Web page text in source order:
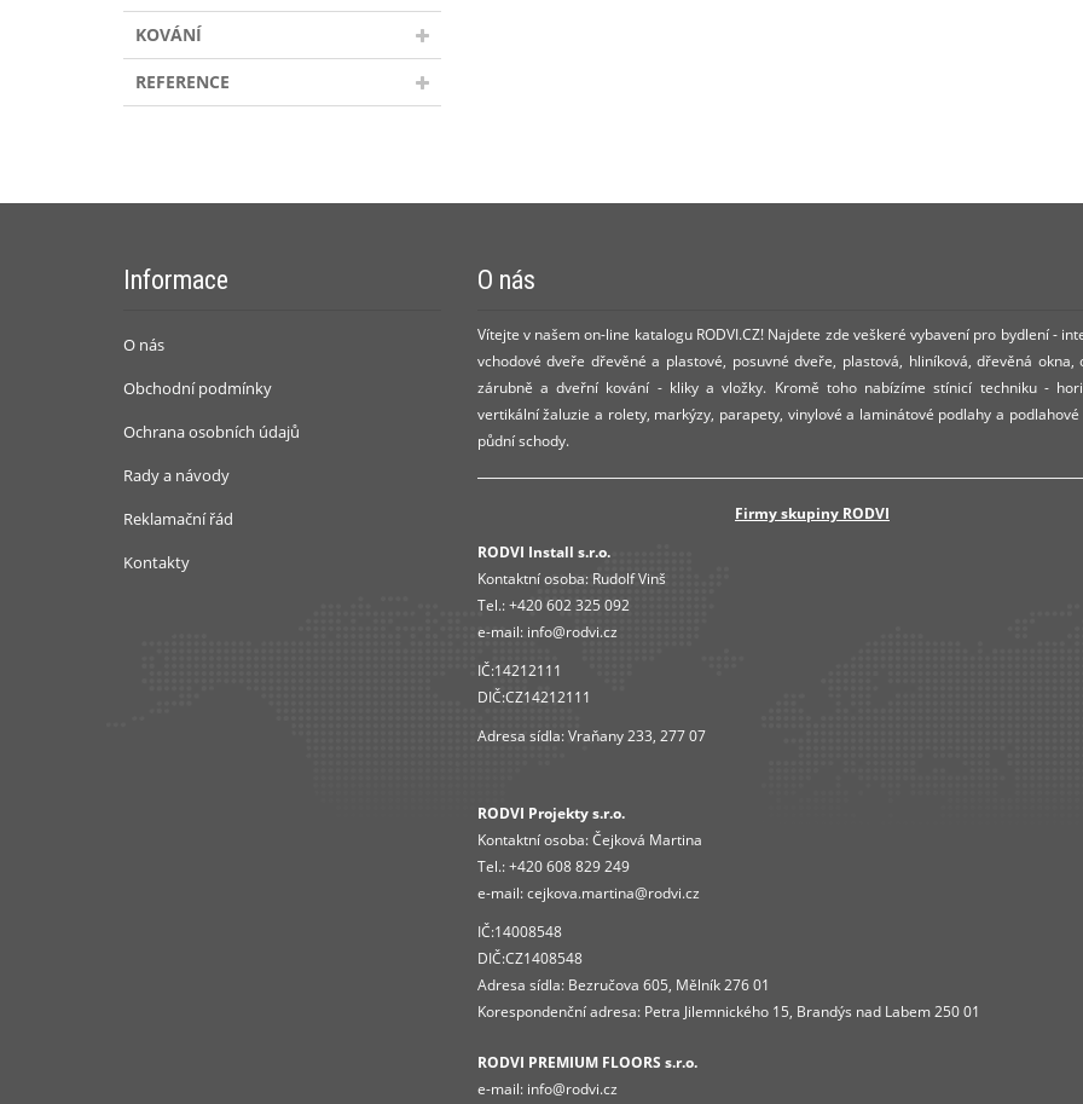
KOVÁNÍ
REFERENCE
Informace
O nás
Obchodní podmínky
Ochrana osobních údajů
Rady a návody
Reklamační řád
Kontakty
O nás
Vítejte v našem on-line katalogu RODVI.CZ! Najdete zde veškeré vybavení pro bydlení -
vchodové dveře dřevěné a plastové, posuvné dveře, plastová, hliníková, dřevěná okna,
zárubně a dveřní kování - kliky a vložky. Kromě toho nabízíme stínicí techniku -
vertikální žaluzie a rolety, markýzy, parapety, vinylové a laminátové podlahy a podlahové
půdní schody.
Firmy skupiny RODVI
RODVI Install s.r.o.
Kontaktní osoba:Rudolf Vinš
Tel.:+420 602 325 092
e-mail: info@rodvi.cz
IČ:14212111
DIČ:CZ14212111
Adresa sídla: Vraňany 233, 277 07
RODVI Projekty s.r.o.
Kontaktní osoba:Čejková Martina
Tel.:+420 608 829 249
e-mail:cejkova.martina@rodvi.cz
IČ:14008548
DIČ:CZ1408548
Adresa sídla: Bezručova 605, Mělník 276 01
Korespondenční adresa: Petra Jilemnického 15, Brandýs nad Labem 250 01
RODVI PREMIUM FLOORS s.r.o.
e-mail: info@rodvi.cz